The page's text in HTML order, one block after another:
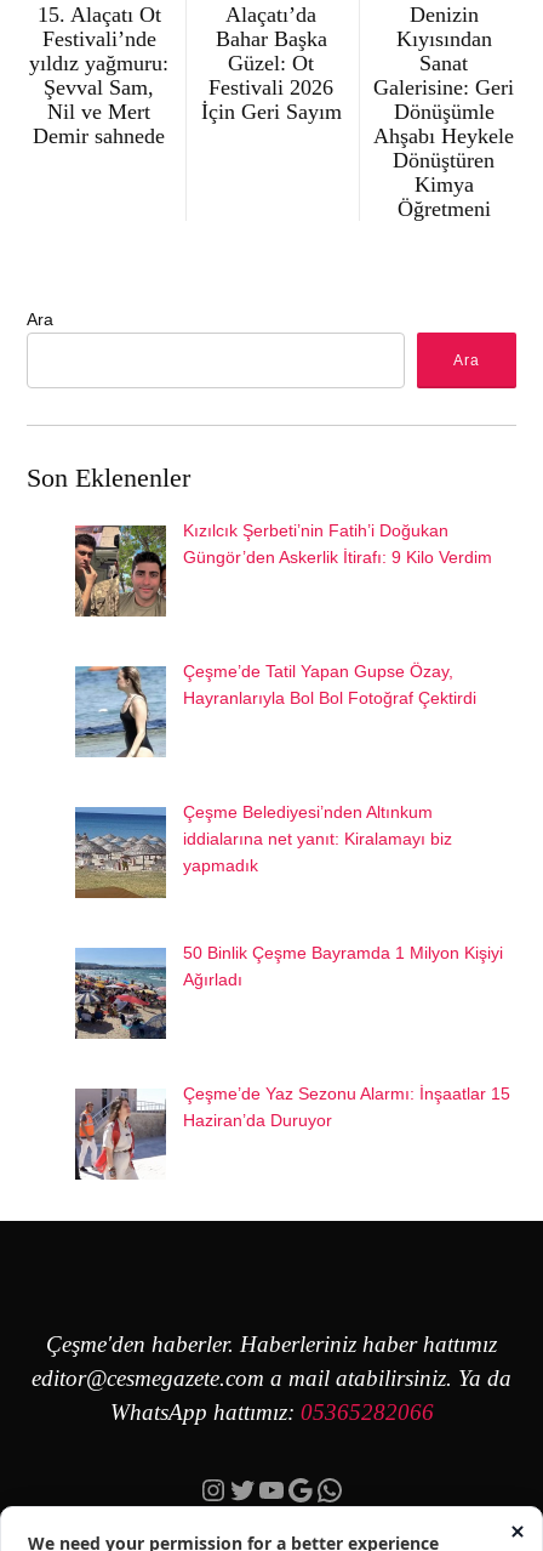
15. Alaçatı Ot
Festivali’nde
yıldız yağmuru:
Şevval Sam,
Nil ve Mert
Demir sahnede
Alaçatı’da
Bahar Başka
Güzel: Ot
Festivali 2026
İçin Geri Sayım
Denizin
Kıyısından
Sanat
Galerisine: Geri
Dönüşümle
Ahşabı Heykele
Dönüştüren
Kimya
Öğretmeni
Ara
Ara
Son Eklenenler
Kızılcık Şerbeti’nin Fatih’i Doğukan
Güngör’den Askerlik İtirafı: 9 Kilo Verdim
Çeşme’de Tatil Yapan Gupse Özay,
Hayranlarıyla Bol Bol Fotoğraf Çektirdi
Çeşme Belediyesi’nden Altınkum
iddialarına net yanıt: Kiralamayı biz
yapmadık
50 Binlik Çeşme Bayramda 1 Milyon Kişiyi
Ağırladı
Çeşme’de Yaz Sezonu Alarmı: İnşaatlar 15
Haziran’da Duruyor
Çeşme'den haberler. Haberleriniz haber hattımız
editor@cesmegazete.com a mail atabilirsiniz. Ya da
WhatsApp hattımız: 05365282066
Instagram
Twitter
YouTube
Google
https://wa.me/